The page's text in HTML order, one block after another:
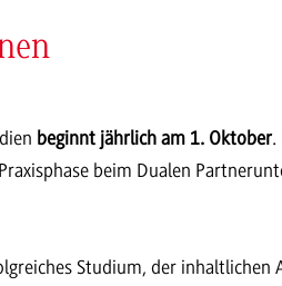
beginnt jährlich am 1. Oktober.
beim Dualen
Studium, der inhaltlichen